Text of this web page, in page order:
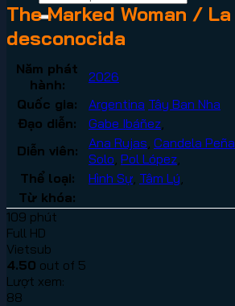
The Marked Woman / La
desconocida
Năm phát
hành:
2026
Quốc gia:
Argentina Tây Ban Nha
Đạo diễn:
Gabe Ibáñez
Diễn viên:
Ana Rujas Candela Peña
Solo Pol López
Thể loại:
Hình Sự Tâm Lý
Từ khóa:
109 phút
Full HD
Vietsub
4.50 out of 5
Lượt xem:
88